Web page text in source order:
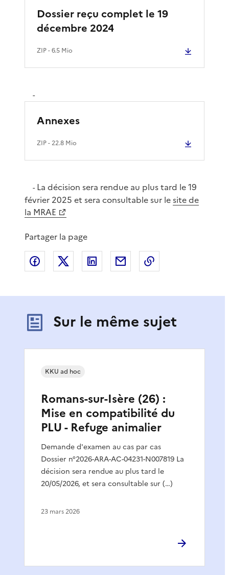
Dossier reçu complet le 19
décembre 2024
ZIP- 6.5 Mio
-
Annexes
ZIP- 22.8 Mio
-La décision sera rendue au plus tard le 19
février 2025 et sera consultable sur lesite de
la MRAE
Partager la page
Partager sur Facebook
Partager sur XPartager sur LinkedIn
Partager par email
Sur le même sujet
Romans-sur-Isère (26) :
Mise en compatibilité du
PLU - Refuge animalier
Demande d'examen au cas par cas
Dossier n°2026-ARA-AC-04231-N007819 La
décision sera rendue au plus tard le
20/05/2026, et sera consultable sur (…)
KKU ad hoc
23 mars 2026